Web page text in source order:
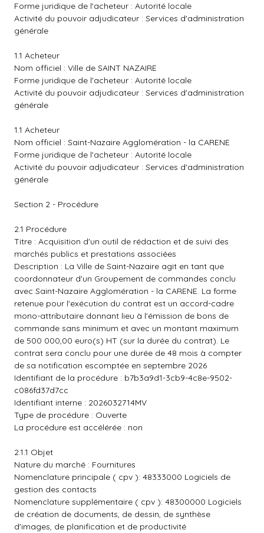
Forme juridique de l'acheteur : Autorité locale
Activité du pouvoir adjudicateur : Services d'administration
générale
1.1 Acheteur
Nom officiel : Ville de SAINT NAZAIRE
Forme juridique de l'acheteur : Autorité locale
Activité du pouvoir adjudicateur : Services d'administration
générale
1.1 Acheteur
Nom officiel : Saint-Nazaire Agglomération - la CARENE
Forme juridique de l'acheteur : Autorité locale
Activité du pouvoir adjudicateur : Services d'administration
générale
Section 2 - Procédure
2.1 Procédure
Titre : Acquisition d'un outil de rédaction et de suivi des
marchés publics et prestations associées
Description : La Ville de Saint-Nazaire agit en tant que
coordonnateur d'un Groupement de commandes conclu
avec Saint-Nazaire Agglomération - la CARENE. La forme
retenue pour l'exécution du contrat est un accord-cadre
mono-attributaire donnant lieu à l'émission de bons de
commande sans minimum et avec un montant maximum
de 500 000,00 euro(s) HT (sur la durée du contrat). Le
contrat sera conclu pour une durée de 48 mois à compter
de sa notification escomptée en septembre 2026
Identifiant de la procédure : b7b3a9d1-3cb9-4c8e-9502-
c086fd37d7cc
Identifiant interne : 2026032714MV
Type de procédure : Ouverte
La procédure est accélérée : non
2.1.1 Objet
Nature du marché : Fournitures
Nomenclature principale ( cpv ): 48333000 Logiciels de
gestion des contacts
Nomenclature supplémentaire ( cpv ): 48300000 Logiciels
de création de documents, de dessin, de synthèse
d'images, de planification et de productivité